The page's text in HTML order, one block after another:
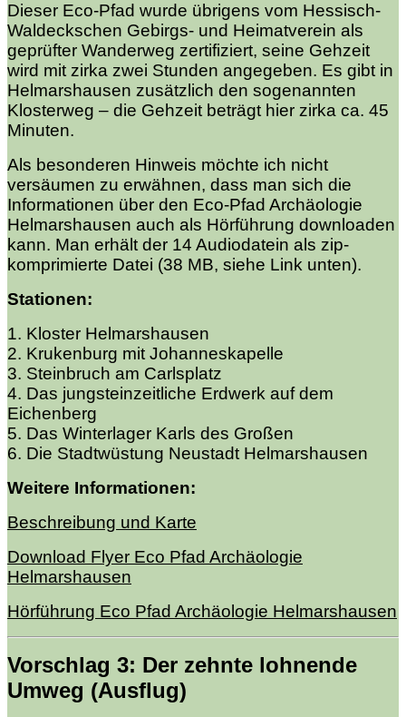
Dieser Eco-Pfad wurde übrigens vom Hessisch-
Waldeckschen Gebirgs- und Heimatverein als
geprüfter Wanderweg zertifiziert, seine Gehzeit
wird mit zirka zwei Stunden angegeben. Es gibt in
Helmarshausen zusätzlich den sogenannten
Klosterweg – die Gehzeit beträgt hier zirka ca. 45
Minuten.
Als besonderen Hinweis möchte ich nicht
versäumen zu erwähnen, dass man sich die
Informationen über den Eco-Pfad Archäologie
Helmarshausen auch als Hörführung downloaden
kann. Man erhält der 14 Audiodatein als zip-
komprimierte Datei (38 MB, siehe Link unten).
Stationen:
1. Kloster Helmarshausen
2. Krukenburg mit Johanneskapelle
3. Steinbruch am Carlsplatz
4. Das jungsteinzeitliche Erdwerk auf dem
Eichenberg
5. Das Winterlager Karls des Großen
6. Die Stadtwüstung Neustadt Helmarshausen
Weitere Informationen:
Beschreibung und Karte
Download Flyer Eco Pfad Archäologie
Helmarshausen
Hörführung Eco Pfad Archäologie Helmarshausen
Vorschlag 3: Der zehnte lohnende
Umweg (Ausflug)